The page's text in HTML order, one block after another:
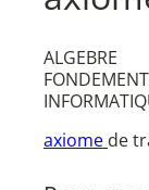
ALGEBRE
axiome de